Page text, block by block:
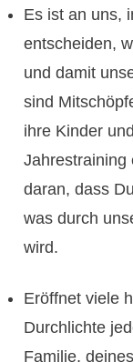
Es ist an uns,
entscheiden,
und damit
sind
ihre Kinder
Jahrestraining
daran, dass
was durch
wird.
Eröffnet viele
Durchlichte
Familie,